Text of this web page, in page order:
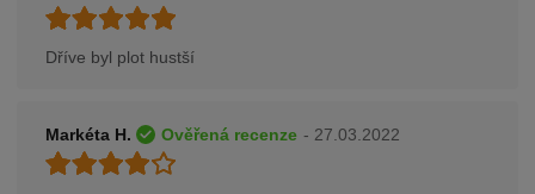
Dříve byl plot hustší
Markéta H. Ověřená recenze - 27.03.2022